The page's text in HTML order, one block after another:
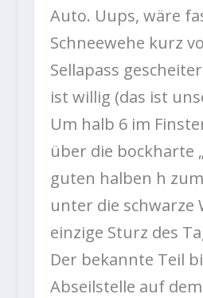
Auto. Uups, wäre
Schneewehe kurz
Sellapass
ist willig (das ist
Um halb 6 im
über die bockharte
guten halben h
unter die schwarze
einzige Sturz des
Der bekannte Teil
Abseilstelle auf